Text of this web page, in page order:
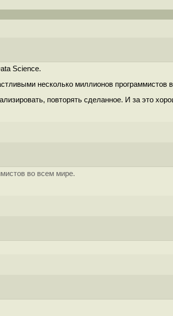
Science.
несколько миллионов программистов
повторять сделанное. И за это
во всем мире.